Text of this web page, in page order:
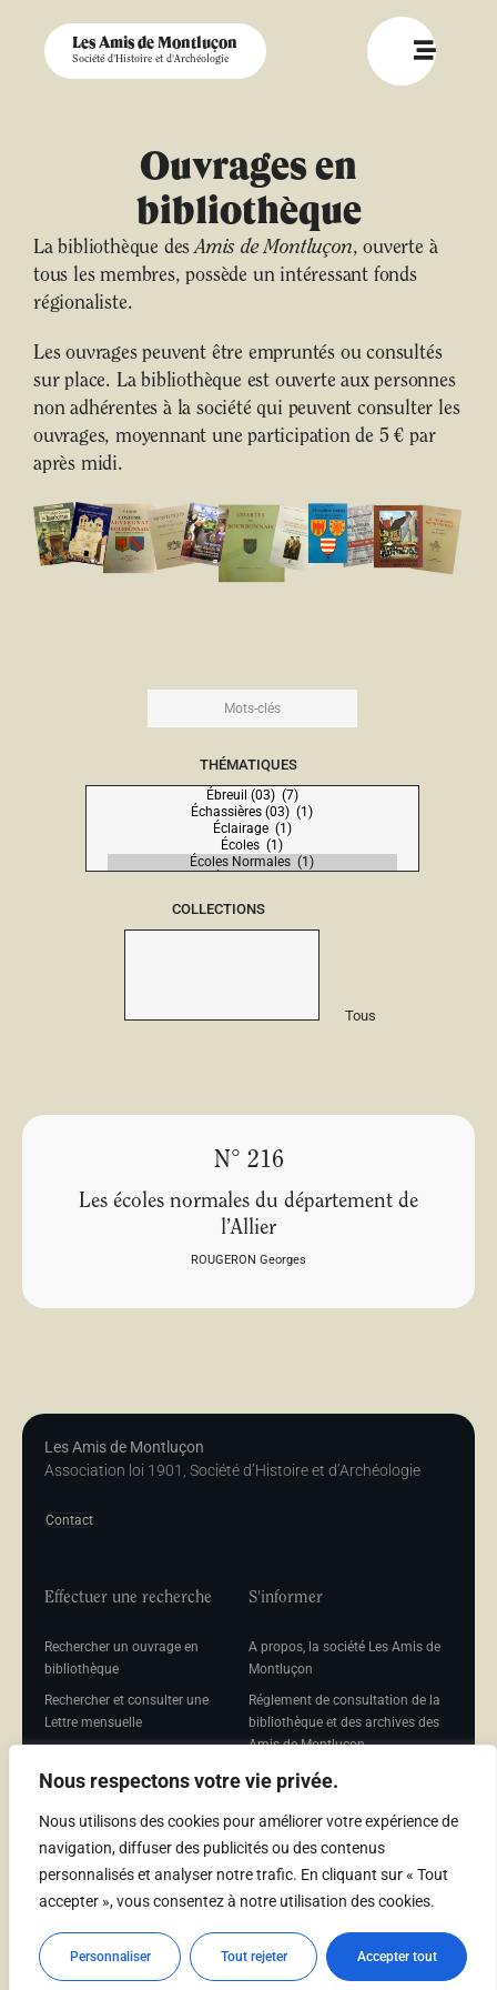
Nous respectons votre vie privée.
Nous utilisons des cookies pour améliorer votre expérience de
navigation, diffuser des publicités ou des contenus
personnalisés et analyser notre trafic. En cliquant sur « Tout
accepter », vous consentez à notre utilisation des cookies.
Personnaliser Tout rejeter Accepter tout
Les Amis de Montluçon
Société d'Histoire et d'Archéologie
Ouvrages en
bibliothèque
La bibliothèque desAmis de Montluçon, ouverte à
tous les membres, possède un intéressant fonds
régionaliste.
Les ouvrages peuvent être empruntés ou consultés
sur place. La bibliothèque est ouverte aux personnes
non adhérentes à la société qui peuvent consulter les
ouvrages, moyennant une participation de 5 € par
après midi.
THÉMATIQUES
COLLECTIONS
Tous
N° 216
Les écoles normales du département de
l’Allier
ROUGERON Georges
Les Amis de Montluçon
Association loi 1901, Société d’Histoire et d’Archéologie
Contact
Effectuer une recherche
Rechercher un ouvrage en
bibliothèque
Rechercher et consulter une
Lettre mensuelle
mensuelle
S'informer
A propos, la société Les Amis de
Montluçon
Réglement de consultation de la
bibliothèque et des archives des
Amis de Montluçon
Mentions légales
Adhérer